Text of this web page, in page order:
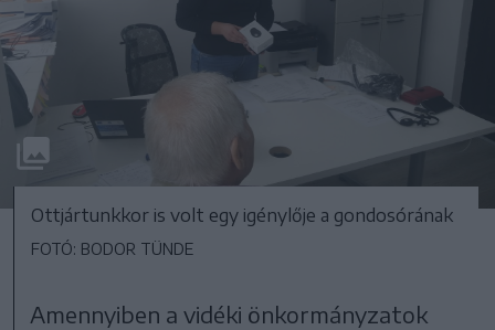
Ottjártunkkor is volt egy igénylője a gondosórának
FOTÓ: BODOR TÜNDE
Amennyiben a vidéki önkormányzatok